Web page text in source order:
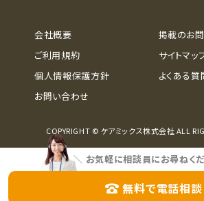
＼ お気軽に相談員にお尋ねく
無料で電話相談
会社概要
ご利用規約
個人情報保護方針
お問い合わせ
掲載のお
サイトマッ
よくある質
COPYRIGHT © ケアミックス株式会社 ALL